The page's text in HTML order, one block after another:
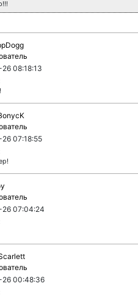
08:18:13
07:18:55
07:04:24
26 00:48:36